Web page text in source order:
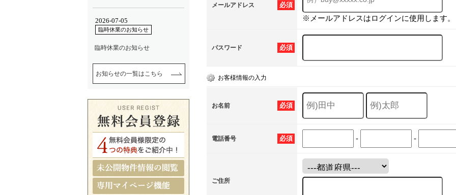
必須
メールアドレス
※メールアドレスはログインに使用します。
必須
パスワード
お客様情報の入力
必須
お名前
必須
電話番号 - -
ご住所
お知らせの一覧はこちら